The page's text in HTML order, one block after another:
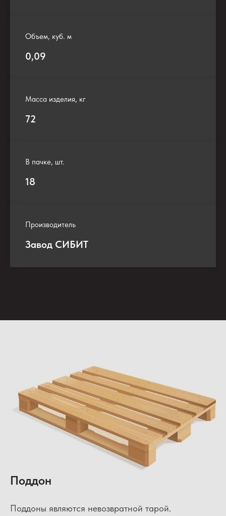
Объем, куб. м
0,09
Масса изделия, кг
72
В пачке, шт.
18
Производитель
Завод СИБИТ
Поддон
Поддоны являются невозвратной тарой.